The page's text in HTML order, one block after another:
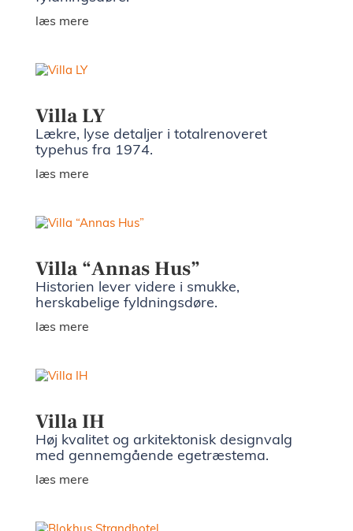
læs mere
Villa LY
Lækre, lyse detaljer i totalrenoveret
typehus fra 1974.
læs mere
Villa “Annas Hus”
Historien lever videre i smukke,
herskabelige fyldningsdøre.
læs mere
Villa IH
Høj kvalitet og arkitektonisk designvalg
med gennemgående egetræstema.
læs mere